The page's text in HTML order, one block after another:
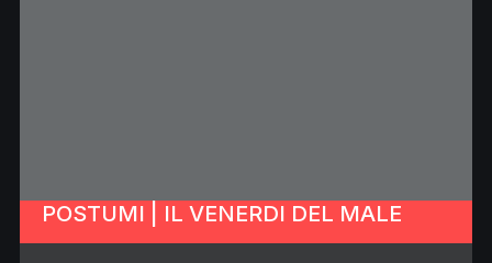
POSTUMI | IL VENERDI DEL MALE